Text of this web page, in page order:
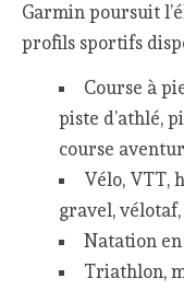
Garmin poursuit
profils sportifs
Course à
piste d’athlé,
course
Vélo, VTT,
gravel,
Natation
Triathlon,